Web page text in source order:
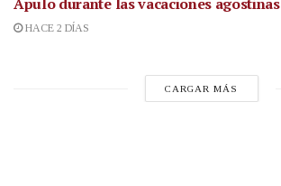
HACE 2 DÍAS
CARGAR MÁS